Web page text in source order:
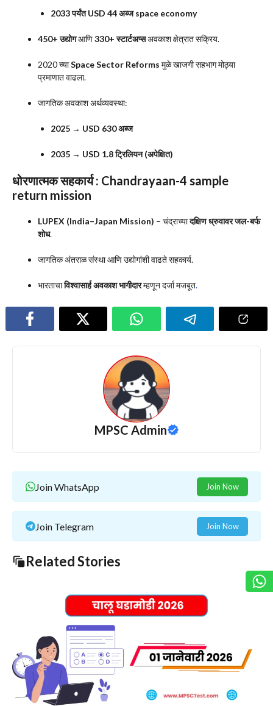
2033 पर्यंत USD 44 अब्ज space economy
450+ उद्योगआणि330+ स्टार्टअप्सअवकाश क्षेत्रात सक्रिय.
2020 च्याSpace Sector Reforms मुळे खाजगी सहभाग मोठ्या
प्रमाणात वाढला.
जागतिक अवकाश अर्थव्यवस्था:
2025 → USD 630 अब्ज
2035 → USD 1.8 ट्रिलियन (अपेक्षित)
धोरणात्मक सहकार्य : Chandrayaan-4 sample
return mission
LUPEX (India–Japan Mission) – चंद्राच्यादक्षिण ध्रुवावर जल-बर्फ
शोध.
जागतिक अंतराळ संस्था आणि उद्योगांशी वाढते सहकार्य.
भारताचाविश्वासार्ह अवकाश भागीदारम्हणून दर्जा मजबूत.
MPSC Admin
Join WhatsApp Join Now
Join Telegram Join Now
Related Stories